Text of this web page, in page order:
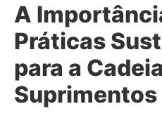
A
Práticas
para a
Suprimentos